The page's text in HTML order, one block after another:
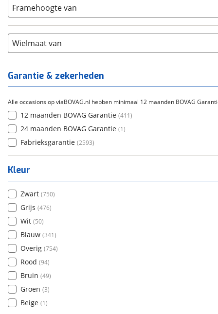
Cortina (0)
Flyer (0)
Overig ( 0)
15-20 (83)
21+
Chroom-molybdeen (0)
Scandium
Staal (179)
Tica
Framehoogte van
Wielmaat van
Garantie & zekerheden
Alle occasions op viaBOVAG.nl hebben minimaal 12 maanden BOVAG
12 maanden BOVAG Garantie (411)
24 maanden BOVAG Garantie (1)
Fabrieksgarantie (2593)
Kleur
Zwart (750)
Grijs (476)
Wit (50)
Blauw (341)
Overig (754)
Rood (94)
Bruin (49)
Groen (3)
Beige (1)